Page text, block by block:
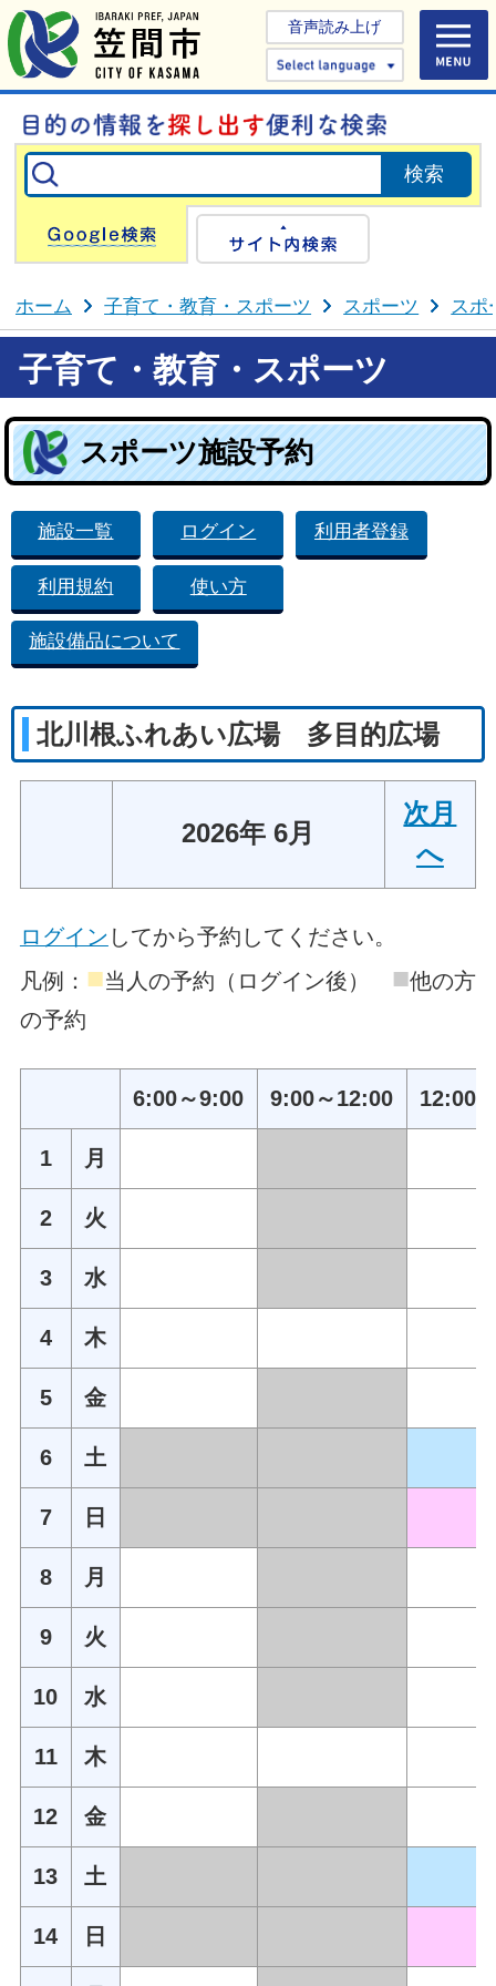
音声読み上げ
Select
Google検索
ホーム 子育て・教育・スポーツ スポーツ スポ
子育て・教育・スポーツ
スポーツ施設予約
施設一覧 ログイン 利用者登録
利用規約 使い方
施設備品について
北川根ふれあい広場 多目的広場
2026年 6月
次月
へ
ログイン してから予約してください。
凡例： ■当人の予約（ログイン後） ■他の方
の予約
6:00～9:00 9:00～12:00 12:00
1 月
2 火
3 水
4 木
5 金
6 土
7 日
8 月
9 火
10 水
11 木
12 金
13 土
14 日